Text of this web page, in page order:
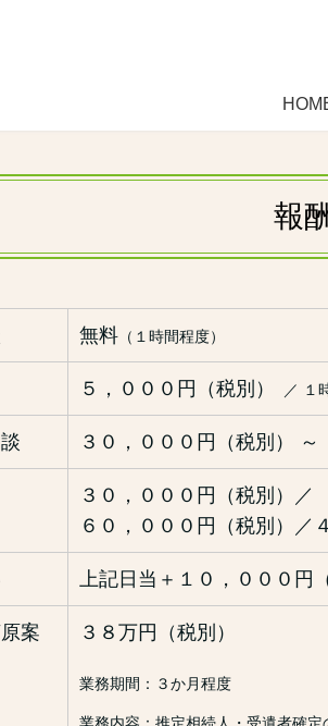
報
無料 （１時間程度）
５，０００円（税別） ／ １
３０，０００円（税別） ～
３０，０００円（税別）
６０，０００円（税別）／
上記日当＋１０，０００円
案
３８万円（税別）
業務期間：３か月程度